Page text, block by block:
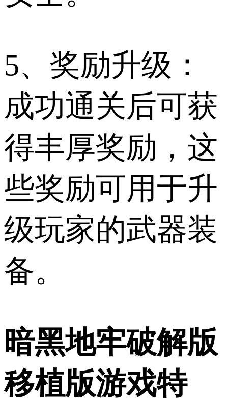
5、奖励升级：
成功通关后可获
得丰厚奖励，这
些奖励可用于升
级玩家的武器装
备。
暗黑地牢破解版
移植版游戏特